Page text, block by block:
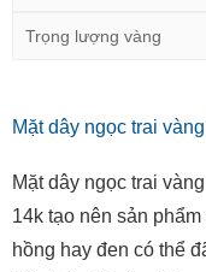
Trọng lượng vàng
Mặt dây ngọc trai
Mặt dây ngọc trai
14k tạo nên sản
hồng hay đen có thể